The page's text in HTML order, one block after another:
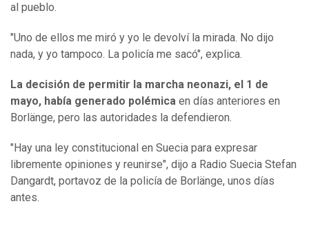
al pueblo.
"Uno de ellos me miró y yo le devolví la mirada. No dijo
nada, y yo tampoco. La policía me sacó", explica.
La decisión de permitir la marcha neonazi, el 1 de
mayo, había generado polémica en días anteriores en
Borlänge, pero las autoridades la defendieron.
"Hay una ley constitucional en Suecia para expresar
libremente opiniones y reunirse", dijo a Radio Suecia Stefan
Dangardt, portavoz de la policía de Borlänge, unos días
antes.